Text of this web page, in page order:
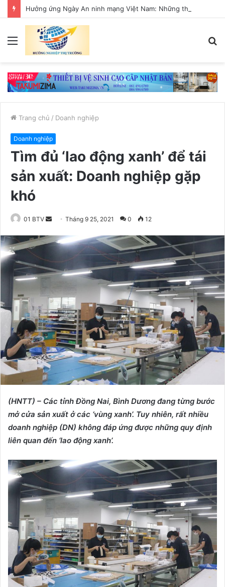
Trang chủ / Doanh nghiệp
Doanh nghiệp
Tìm đủ ‘lao động xanh’ để tái
sản xuất: Doanh nghiệp gặp
khó
01 BTV
n
a
e
m
a
i
l
Tháng 9 25, 2021 0 12
(HNTT) – Các tỉnh Đồng Nai, Bình Dương đang từng bước
mở cửa sản xuất ở các ‘vùng xanh’. Tuy nhiên, rất nhiều
doanh nghiệp (DN) không đáp ứng được những quy định
liên quan đến ‘lao động xanh’.